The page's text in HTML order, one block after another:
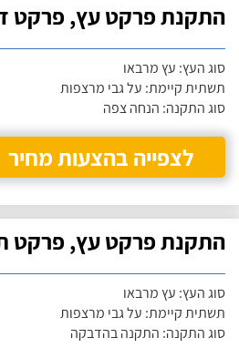
התקנת פרקט עץ, פרקט
סוג העץ: עץ מרבאו
תשתית קיימת: על גבי מרצפות
סוג התקנה: הנחה צפה
לצפייה בהצעות מחיר
התקנת פרקט עץ, פרקט
סוג העץ: עץ מרבאו
תשתית קיימת: על גבי מרצפות
סוג התקנה: התקנה בהדבקה